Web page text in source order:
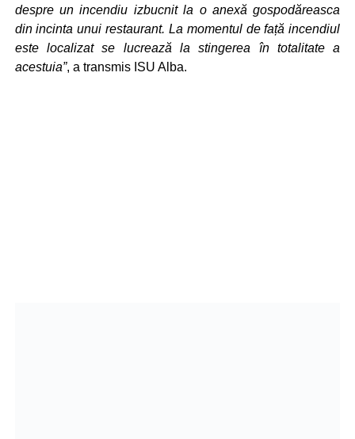
despre un incendiu izbucnit la o anexă gospodăreasca
din incinta unui restaurant. La momentul de față incendiul
este localizat se lucrează la stingerea în totalitate a
acestuia”, a transmis ISU Alba.